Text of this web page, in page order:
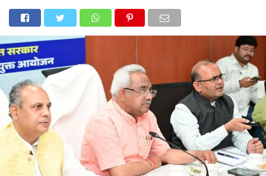
उत्तराखंडअल्मोड़ाउत्तरकाशी
टिहरी गढ़वाल
देहरादूननैनीताल
दुनिया
मनोरंजन